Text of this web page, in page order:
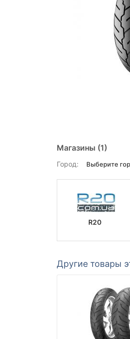
Магазины (1)
Город:
R20
Другие товары